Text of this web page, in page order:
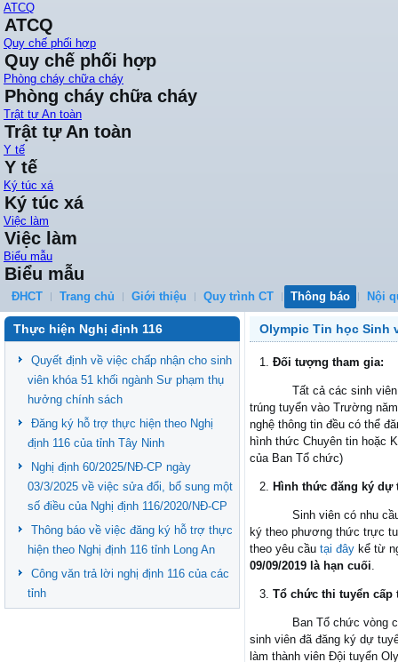
ATCQ
ATCQ
Quy chế phối hợp
Quy chế phối hợp
Phòng cháy chữa cháy
Phòng cháy chữa cháy
Trật tự An toàn
Trật tự An toàn
Y tế
Y tế
Ký túc xá
Ký túc xá
Việc làm
Việc làm
Biểu mẫu
Biểu mẫu
ĐHCT Trang chủ Giới thiệu Quy trình CT Thông báo Nội
Thực hiện Nghị định 116
Quyết định về việc chấp nhận cho sinh
viên khóa 51 khối ngành Sư phạm thụ
hưởng chính sách
Đăng ký hỗ trợ thực hiện theo Nghị
định 116 của tỉnh Tây Ninh
Nghị định 60/2025/NĐ-CP ngày
03/3/2025 về việc sửa đổi, bổ sung một
số điều của Nghị định 116/2020/NĐ-CP
Thông báo về việc đăng ký hỗ trợ thực
hiện theo Nghị định 116 tỉnh Long An
Công văn trả lời nghị định 116 của các
tỉnh
Olympic Tin học Sinh
Đối tượng tham gia:
Tất cả các sinh viên
trúng tuyển vào Trường
nghệ thông tin đều có thể
hình thức Chuyên tin hoặc
của Ban Tổ chức)
Hình thức đăng ký dự
Sinh viên có nhu cầu
ký theo phương thức trực
theo yêu cầu tại đây kể từ
09/09/2019 là hạn cuối.
Tổ chức thi tuyển cấp
Ban Tổ chức vòng cấp
sinh viên đã đăng ký dự
làm thành viên Đội tuyển